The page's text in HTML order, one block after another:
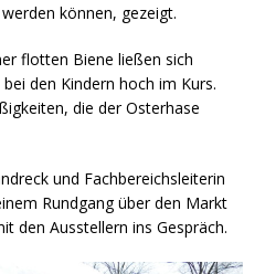
können, gezeigt.
flotten Biene ließen sich
den Kindern hoch im Kurs.
die der Osterhase
und Fachbereichsleiterin
Rundgang über den Markt
den Ausstellern ins Gespräch.